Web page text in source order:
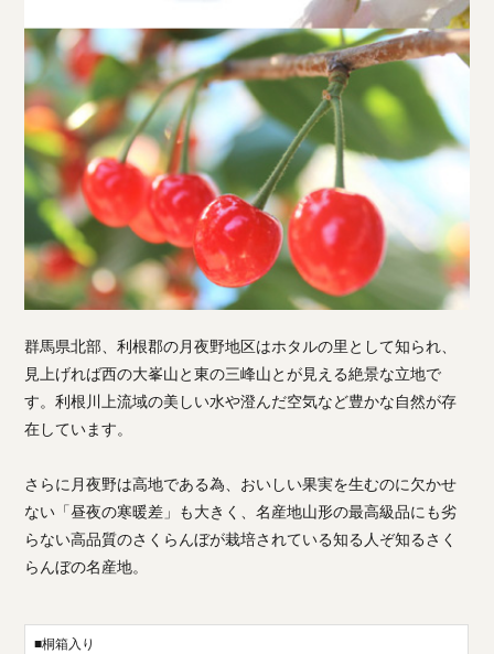
群馬県北部、利根郡の月夜野地区はホタルの里として知られ、
見上げれば西の大峯山と東の三峰山とが見える絶景な立地で
す。利根川上流域の美しい水や澄んだ空気など豊かな自然が存
在しています。
さらに月夜野は高地である為、おいしい果実を生むのに欠かせ
ない「昼夜の寒暖差」も大きく、名産地山形の最高級品にも劣
らない高品質のさくらんぼが栽培されている知る人ぞ知るさく
らんぼの名産地。
■桐箱入り